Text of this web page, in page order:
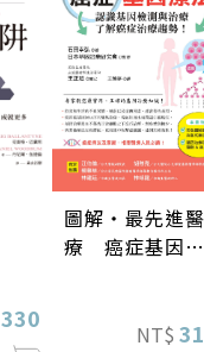
330
圖解‧最先進醫
療 癌症基因療
NT$